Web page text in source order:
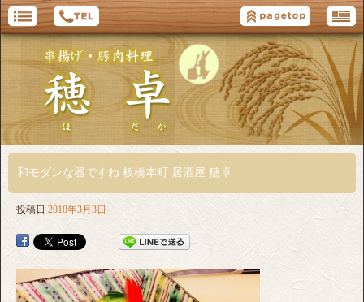
和モダンな器ですね 板橋本町 居酒屋 穂卓
投稿日 2018年3月3日